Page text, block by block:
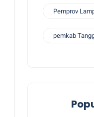
Pemprov
pemkab